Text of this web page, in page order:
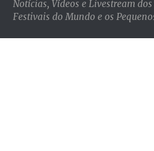
Notícias, Vídeos e Livestream dos
Festivais do Mundo e os